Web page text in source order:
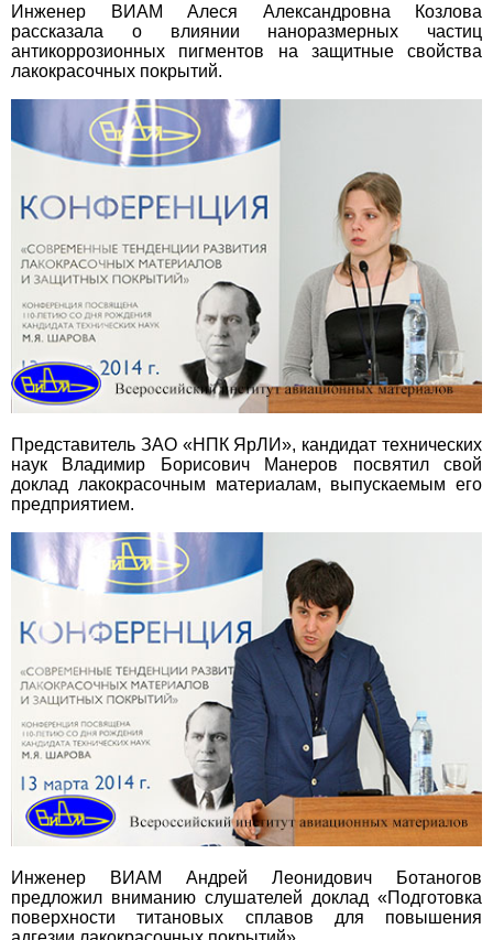
Инженер ВИАМ Алеся Александровна Козлова
рассказала о влиянии наноразмерных частиц
антикоррозионных пигментов на защитные свойства
лакокрасочных покрытий.
Представитель ЗАО «НПК ЯрЛИ», кандидат технических
наук Владимир Борисович Манеров посвятил свой
доклад лакокрасочным материалам, выпускаемым его
предприятием.
Инженер ВИАМ Андрей Леонидович Ботаногов
предложил вниманию слушателей доклад «Подготовка
поверхности титановых сплавов для повышения